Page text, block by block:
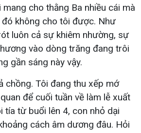
cho thằng Ba nhiều cái mà
không cho tôi được. Như
luôn cả sự khiêm nhường, sự
vào dòng trăng đang trôi
gần sáng này vậy.
chồng. Tôi đang thu xếp mớ
để cuối tuần về làm lễ xuất
tía từ buổi lên 4, con nhỏ dại
cách âm dương đâu. Hỏi